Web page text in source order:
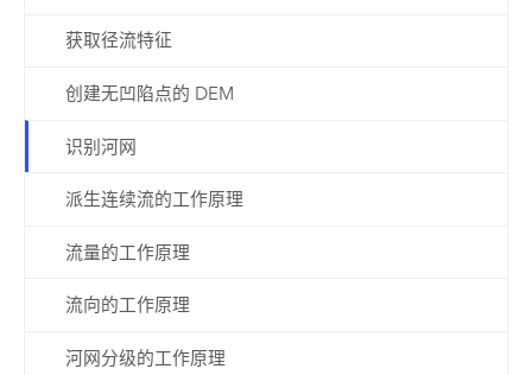
获取径流特征
创建无凹陷点的 DEM
识别河网
派生连续流的工作原理
流量的工作原理
流向的工作原理
河网分级的工作原理